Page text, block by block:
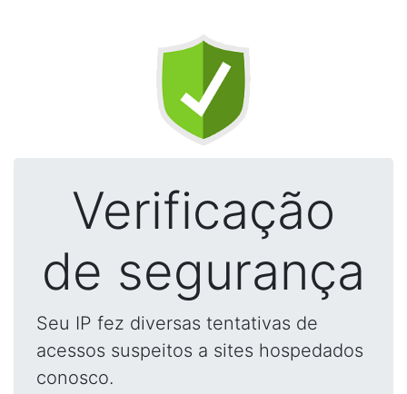
Verificação
de segurança
Seu IP fez diversas tentativas de
acessos suspeitos a sites hospedados
conosco.